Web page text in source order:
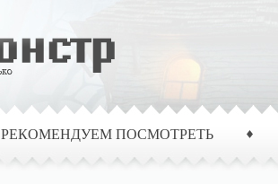
РЕКОМЕНДУЕМ ПОСМОТРЕТЬ